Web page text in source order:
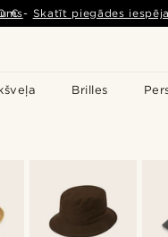
Brilles
€ - Skatīt piegādes